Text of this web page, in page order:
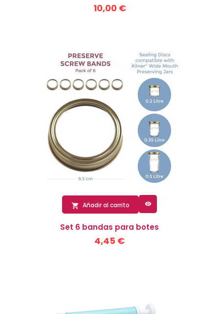
10,00 €
 Añadir al carrito 
Set 6 bandas para botes
4,45 €